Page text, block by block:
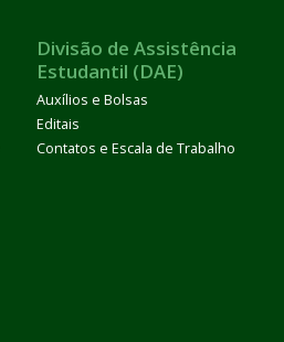
Divisão de Assistência
Estudantil (DAE)
Auxílios e Bolsas
Editais
Contatos e Escala de Trabalho